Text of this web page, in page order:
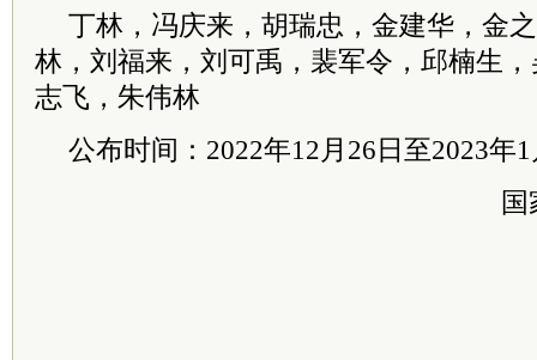
丁林，冯庆来，胡瑞忠，金建华，金
林，刘福来，刘可禹，裴军令，邱楠生
志飞，朱伟林
公布时间：2022年12月26日至2023年
国